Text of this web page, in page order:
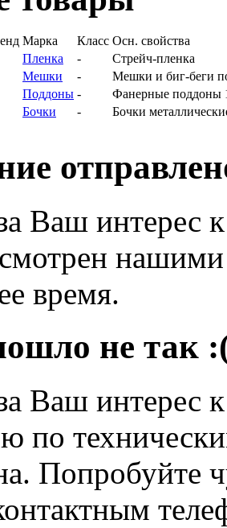
Марка Класс Осн. свойства
Пленка -
Стрейч-пленка
Мешки -
Мешки и биг-беги
Поддоны -
Фанерные поддоны
Бочки - Бочки
Ваш интерес
время.
не так
Ваш интерес
по
Попробуйте